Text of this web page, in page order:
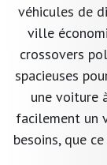
véhicules de
ville
crossovers
spacieuses
une voiture
facilement un
besoins, que